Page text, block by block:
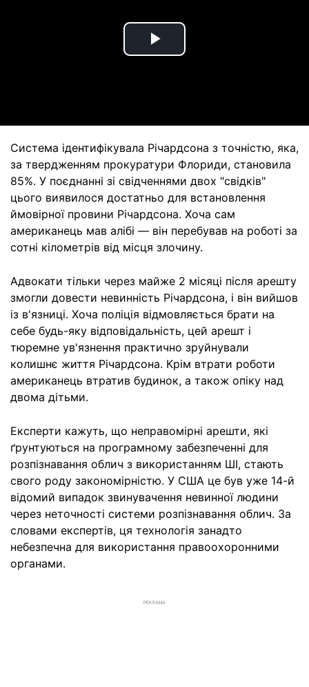
Play
Система ідентифікувала Річардсона з точністю, яка,
за твердженням прокуратури Флориди, становила
85%. У поєднанні зі свідченнями двох "свідків"
цього виявилося достатньо для встановлення
ймовірної провини Річардсона. Хоча сам
американець мав алібі — він перебував на роботі за
сотні кілометрів від місця злочину.
Адвокати тільки через майже 2 місяці після арешту
змогли довести невинність Річардсона, і він вийшов
із в'язниці. Хоча поліція відмовляється брати на
себе будь-яку відповідальність, цей арешт і
тюремне ув'язнення практично зруйнували
колишнє життя Річардсона. Крім втрати роботи
американець втратив будинок, а також опіку над
двома дітьми.
Експерти кажуть, що неправомірні арешти, які
ґрунтуються на програмному забезпеченні для
розпізнавання облич з використанням ШІ, стають
свого роду закономірністю. У США це був уже 14-й
відомий випадок звинувачення невинної людини
через неточності системи розпізнавання облич. За
словами експертів, ця технологія занадто
небезпечна для використання правоохоронними
органами.
РЕКЛАМА